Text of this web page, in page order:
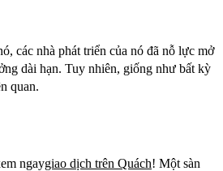
các nhà phát triển của nó đã nỗ lực mở
dài hạn. Tuy nhiên, giống như bất kỳ
quan.
ngaygiao dịch trên Quách! Một sàn